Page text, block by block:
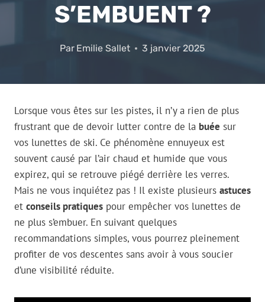
S’EMBUENT ?
Par Emilie Sallet 3 janvier 2025
Lorsque vous êtes sur les pistes, il n’y a rien de plus
frustrant que de devoir lutter contre de la buée sur
vos lunettes de ski. Ce phénomène ennuyeux est
souvent causé par l’air chaud et humide que vous
expirez, qui se retrouve piégé derrière les verres.
Mais ne vous inquiétez pas ! Il existe plusieurs astuces
et conseils pratiques pour empêcher vos lunettes de
ne plus s’embuer. En suivant quelques
recommandations simples, vous pourrez pleinement
profiter de vos descentes sans avoir à vous soucier
d’une visibilité réduite.